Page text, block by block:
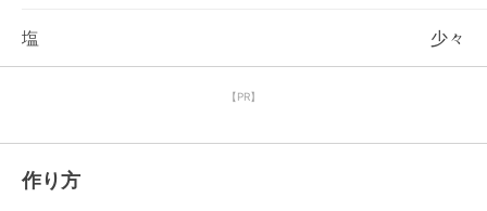
塩 少々
【PR】
作り方